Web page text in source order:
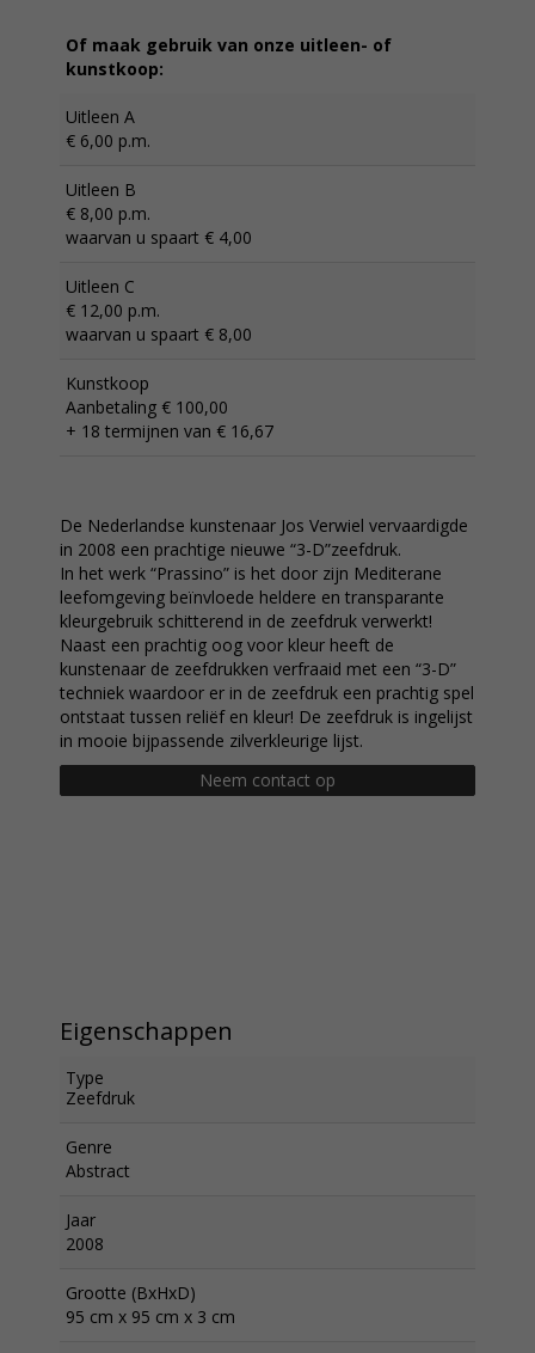
Of maak gebruik van onze uitleen- of
kunstkoop:
Uitleen A
€ 6,00 p.m.
Uitleen B
€ 8,00 p.m.
waarvan u spaart € 4,00
Uitleen C
€ 12,00 p.m.
waarvan u spaart € 8,00
Kunstkoop
Aanbetaling € 100,00
+ 18 termijnen van € 16,67
De Nederlandse kunstenaar Jos Verwiel vervaardigde
in 2008 een prachtige nieuwe “3-D”zeefdruk.
In het werk “Prassino” is het door zijn Mediterane
leefomgeving beïnvloede heldere en transparante
kleurgebruik schitterend in de zeefdruk verwerkt!
Naast een prachtig oog voor kleur heeft de
kunstenaar de zeefdrukken verfraaid met een “3-D”
techniek waardoor er in de zeefdruk een prachtig spel
ontstaat tussen reliëf en kleur! De zeefdruk is ingelijst
in mooie bijpassende zilverkleurige lijst.
Neem contact op
Eigenschappen
Type
Zeefdruk
Genre
Abstract
Jaar
2008
Grootte (BxHxD)
95 cm x 95 cm x 3 cm